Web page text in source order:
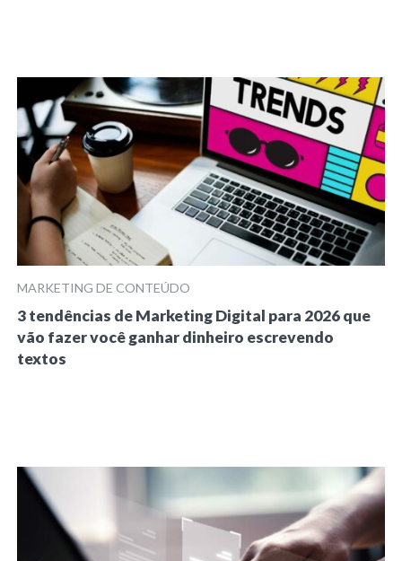
MARKETING DE CONTEÚDO
3 tendências de Marketing Digital para 2026 que
vão fazer você ganhar dinheiro escrevendo
textos